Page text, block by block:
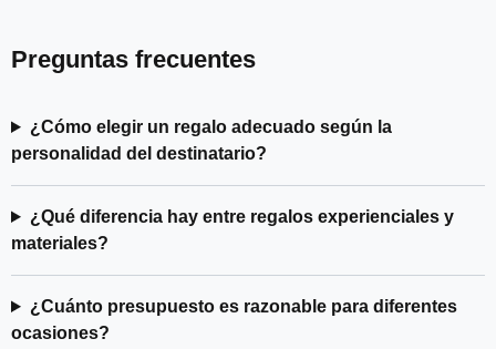
Preguntas frecuentes
¿Cómo elegir un regalo adecuado según la
personalidad del destinatario?
¿Qué diferencia hay entre regalos experienciales y
materiales?
¿Cuánto presupuesto es razonable para diferentes
ocasiones?